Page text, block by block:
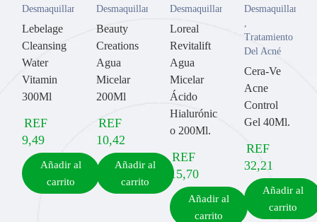
Desmaquillantes
Lebelage
Cleansing
Water
Vitamin
300Ml
REF
9,49
Añadir al
carrito
Desmaquillantes
Beauty
Creations
Agua
Micelar
200Ml
REF
10,42
Añadir al
carrito
Desmaquillantes
Loreal
Revitalift
Agua
Micelar
Ácido
Hialurónic
o 200Ml.
REF
15,70
Añadir al
carrito
Desmaquillantes
Tratamiento
Del Acné
Cera-Ve
Acne
Control
Gel 40Ml.
REF
32,21
Añadir al
carrito